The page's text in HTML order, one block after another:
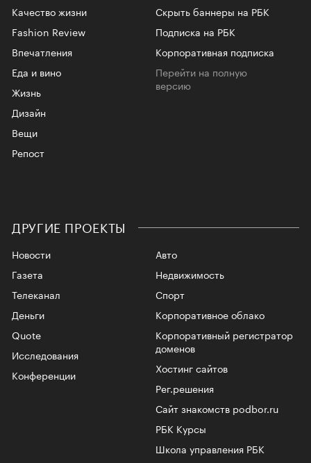
Качество жизни
Fashion Review
Впечатления
Еда и вино
Жизнь
Дизайн
Вещи
Репост
Скрыть баннеры на РБК
Подписка на РБК
Корпоративная подписка
Перейти на полную
версию
ДРУГИЕ ПРОЕКТЫ
Новости
Газета
Телеканал
Авто
Недвижимость
Спорт
Корпоративное облако
Корпоративный регистратор
доменов
Хостинг сайтов
Рег.решения
Сайт знакомств podbor.ru
РБК Курсы
Школа управления РБК
Деньги
Quote
Исследования
Конференции